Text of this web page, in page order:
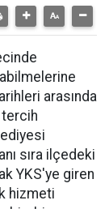
arasında
tercih
sıra ilçedeki
YKS'ye giren
hizmeti